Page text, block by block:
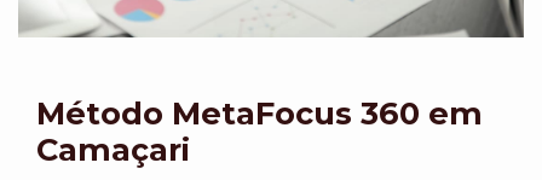
Método MetaFocus 360 em
Camaçari